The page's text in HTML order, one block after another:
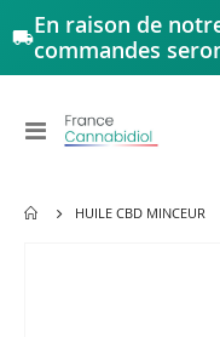
En raison de
commandes
Affichage
navigation
HUILE CBD MINCEUR